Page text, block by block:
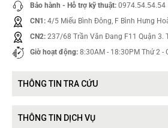
Bảo hành - Hỗ trợ kỹ thuật: 0974.54.54.54
CN1: 4/5 Miếu Bình Đông, F Bình Hưng
CN2: 237/68 Trần Văn Đang F11 Quận 3.
Giờ hoạt động: 8:30AM - 18:30PM Thứ 2 -
THÔNG TIN TRA CỨU
THÔNG TIN DỊCH VỤ